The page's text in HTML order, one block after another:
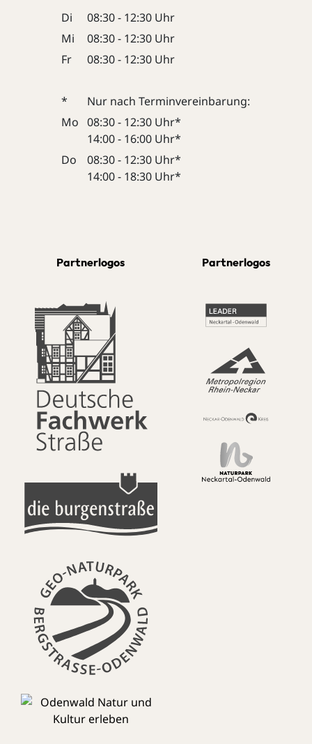
Di
08:30 - 12:30 Uhr
Mi
08:30 - 12:30 Uhr
Fr
08:30 - 12:30 Uhr
*
Nur nach Terminvereinbarung:
Mo 08:30 - 12:30 Uhr*
14:00 - 16:00 Uhr*
Do
08:30 - 12:30 Uhr*
14:00 - 18:30 Uhr*
Partnerlogos Partnerlogos